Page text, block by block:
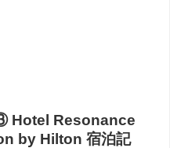
Hotel Resonance
by Hilton 宿泊記